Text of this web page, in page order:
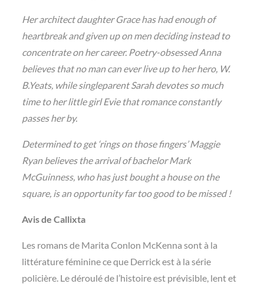
Her architect daughter Grace has had enough of
heartbreak and given up on men deciding instead to
concentrate on her career. Poetry-obsessed Anna
believes that no man can ever live up to her hero, W.
B.Yeats, while singleparent Sarah devotes so much
time to her little girl Evie that romance constantly
passes her by.
Determined to get ‘rings on those fingers’ Maggie
Ryan believes the arrival of bachelor Mark
McGuinness, who has just bought a house on the
square, is an opportunity far too good to be missed !
Avis de Callixta
Les romans de Marita Conlon McKenna sont à la
littérature féminine ce que Derrick est à la série
policière. Le déroulé de l’histoire est prévisible, lent et